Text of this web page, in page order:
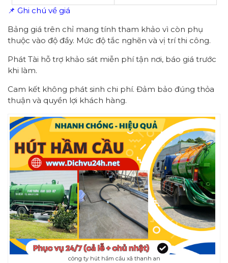
📌 Ghi chú về giá
Bảng giá trên chỉ mang tính tham khảo vì còn phụ
thuộc vào độ đầy. Mức độ tắc nghẽn và vị trí thi công.
Phát Tài hỗ trợ khảo sát miễn phí tận nơi, báo giá trước
khi làm.
Cam kết không phát sinh chi phí. Đảm bảo đúng thỏa
thuận và quyền lợi khách hàng.
công ty hút hầm cầu xã thanh an